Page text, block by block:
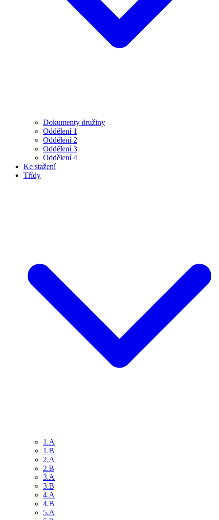
Dokumenty družiny
Oddělení 1
Oddělení 2
Oddělení 3
Oddělení 4
Ke stažení
Třídy
1.A
1.B
2.A
2.B
3.A
3.B
4.A
4.B
5.A